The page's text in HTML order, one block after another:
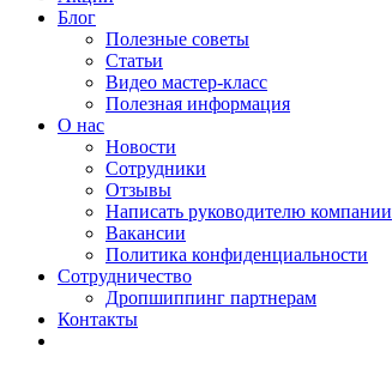
Блог
Полезные советы
Статьи
Видео мастер-класс
Полезная информация
О нас
Новости
Сотрудники
Отзывы
Написать руководителю компании
Вакансии
Политика конфиденциальности
Сотрудничество
Дропшиппинг партнерам
Контакты